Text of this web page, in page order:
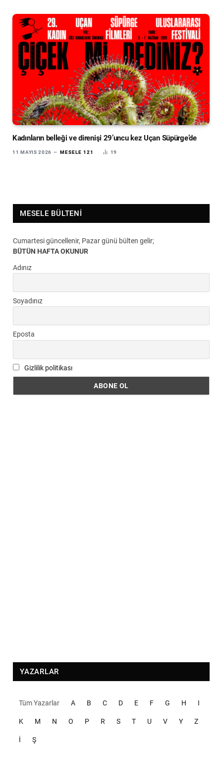
Kadınların belleği ve direnişi 29’uncu kez Uçan Süpürge’de
11 MAYIS 2026 MESELE 121 19
MESELE BÜLTENI
Cumartesi güncellenir, Pazar günü bülten gelir;
BÜTÜN HAFTA OKUNUR
Adınız
Soyadınız
Eposta
Gizlilik politikası
YAZARLAR
Tüm Yazarlar A B C D E F G H I
K M N O P R S T U V Y Z
İ Ş